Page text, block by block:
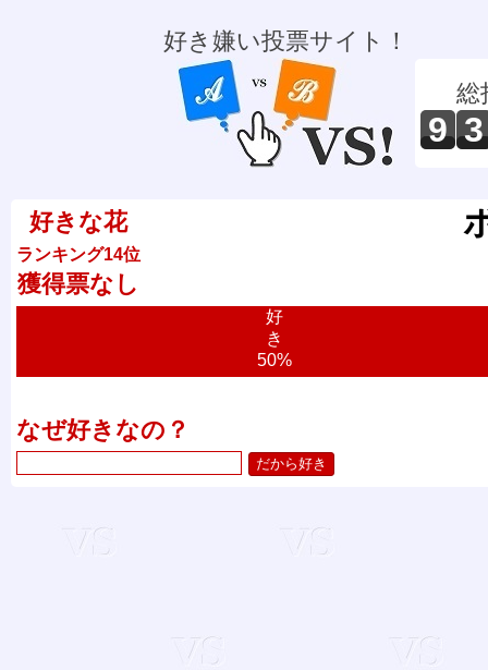
好き嫌い投票サイト！
総
9 3
好きな花
ランキング14位
獲得票なし
好
き
50%
なぜ好きなの？